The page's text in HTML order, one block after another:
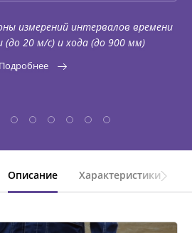
УСТРОЙСТВО И
измерений интервалов времени
(до 20 м/с) и хода (до 900 мм)
Подробнее
Описание Характеристики